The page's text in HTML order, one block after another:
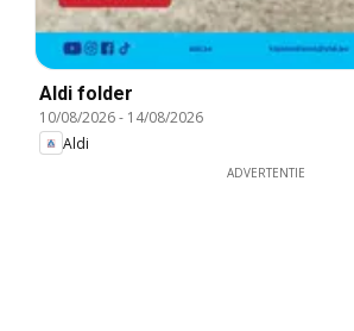
Aldi folder
10/08/2026- 14/08/2026
Aldi
ADVERTENTIE